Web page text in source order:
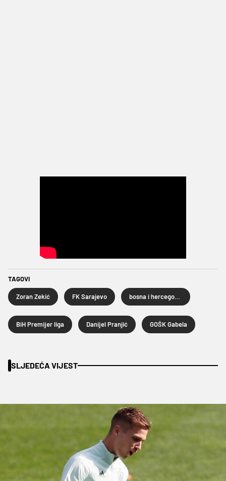
TAGOVI
Zoran Zekić FK Sarajevo
BiH Premijer liga Danijel Pranjić GOŠK Gabela
SLJEDEĆA VIJEST